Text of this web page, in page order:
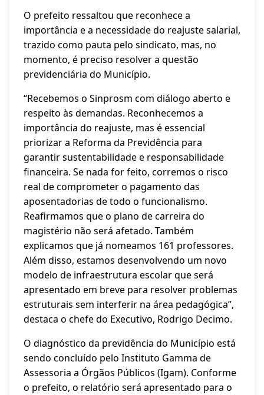
O prefeito ressaltou que reconhece a
importância e a necessidade do reajuste salarial,
trazido como pauta pelo sindicato, mas, no
momento, é preciso resolver a questão
previdenciária do Município.
“Recebemos o Sinprosm com diálogo aberto e
respeito às demandas. Reconhecemos a
importância do reajuste, mas é essencial
priorizar a Reforma da Previdência para
garantir sustentabilidade e responsabilidade
financeira. Se nada for feito, corremos o risco
real de comprometer o pagamento das
aposentadorias de todo o funcionalismo.
Reafirmamos que o plano de carreira do
magistério não será afetado. Também
explicamos que já nomeamos 161 professores.
Além disso, estamos desenvolvendo um novo
modelo de infraestrutura escolar que será
apresentado em breve para resolver problemas
estruturais sem interferir na área pedagógica”,
destaca o chefe do Executivo, Rodrigo Decimo.
O diagnóstico da previdência do Município está
sendo concluído pelo Instituto Gamma de
Assessoria a Órgãos Públicos (Igam). Conforme
o prefeito, o relatório será apresentado para o